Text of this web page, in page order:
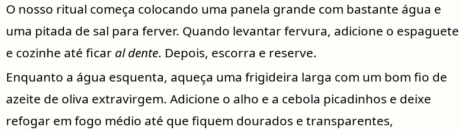
O nosso ritual começa colocando uma panela grande com bastante água e
uma pitada de sal para ferver. Quando levantar fervura, adicione o espaguete
e cozinhe até ficar al dente. Depois, escorra e reserve.
Enquanto a água esquenta, aqueça uma frigideira larga com um bom fio de
azeite de oliva extravirgem. Adicione o alho e a cebola picadinhos e deixe
refogar em fogo médio até que fiquem dourados e transparentes,